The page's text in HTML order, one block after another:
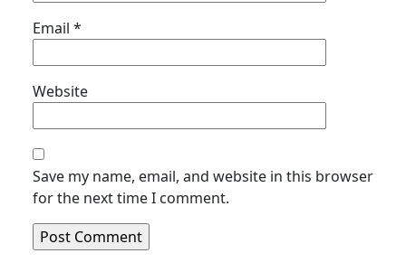
Email *
Website
Save my name, email, and website in this browser
for the next time I comment.